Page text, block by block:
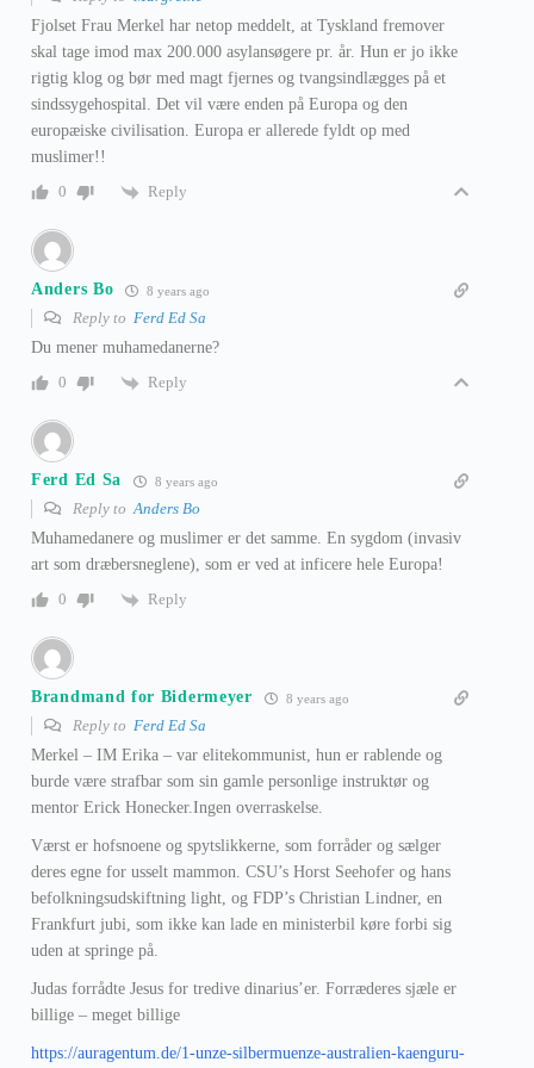
Fjolset Frau Merkel har netop meddelt, at Tyskland fremover
skal tage imod max 200.000 asylansøgere pr. år. Hun er jo ikke
rigtig klog og bør med magt fjernes og tvangsindlægges på et
sindssygehospital. Det vil være enden på Europa og den
europæiske civilisation. Europa er allerede fyldt op med
muslimer!!
0
Reply
Anders Bo 8 years ago
Reply to Ferd Ed Sa
Du mener muhamedanerne?
0
Reply
Ferd Ed Sa 8 years ago
Reply to Anders Bo
Muhamedanere og muslimer er det samme. En sygdom (invasiv
art som dræbersneglene), som er ved at inficere hele Europa!
0
Reply
Brandmand for Bidermeyer 8 years ago
Reply to Ferd Ed Sa
Merkel – IM Erika – var elitekommunist, hun er rablende og
burde være strafbar som sin gamle personlige instruktør og
mentor Erick Honecker.Ingen overraskelse.
Værst er hofsnoene og spytslikkerne, som forråder og sælger
deres egne for usselt mammon. CSU’s Horst Seehofer og hans
befolkningsudskiftning light, og FDP’s Christian Lindner, en
Frankfurt jubi, som ikke kan lade en ministerbil køre forbi sig
uden at springe på.
Judas forrådte Jesus for tredive dinarius’er. Forræderes sjæle er
billige – meget billige
https://auragentum.de/1-unze-silbermuenze-australien-kaenguru-